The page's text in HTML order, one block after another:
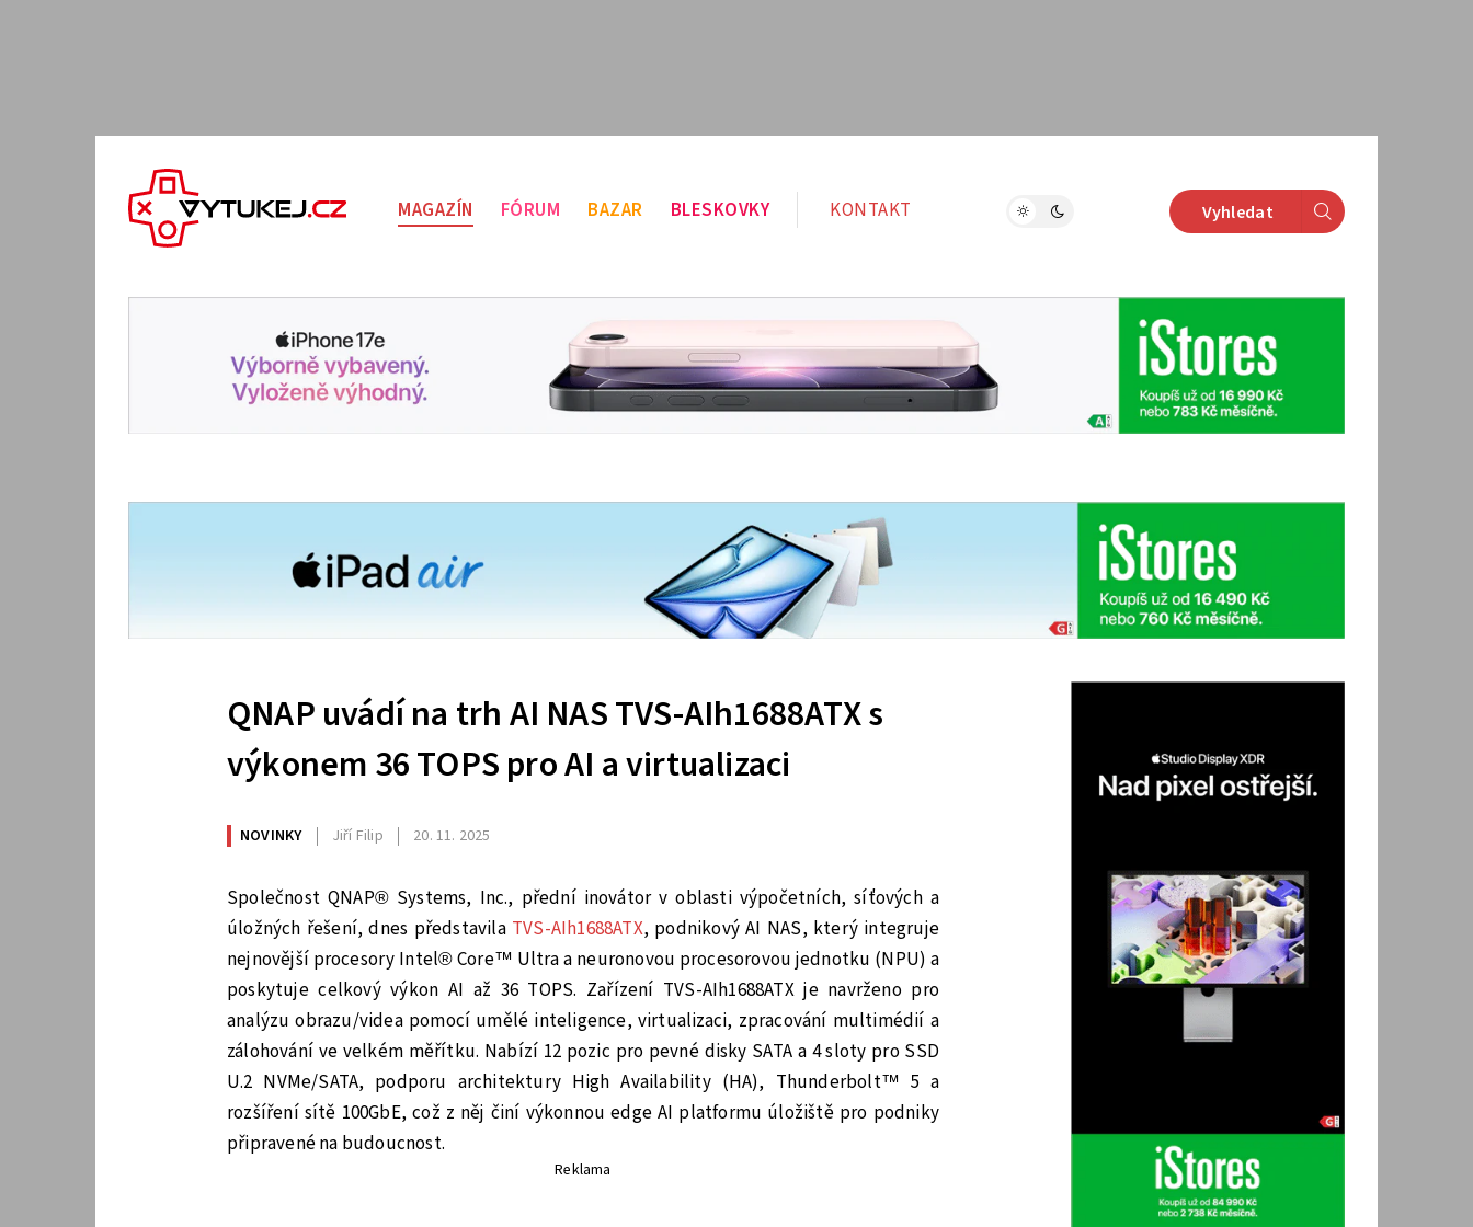
MAGAZÍN FÓRUM BAZAR BLESKOVKY KONTAKT Vyhledat
QNAP uvádí na trh AI NAS TVS-AIh1688ATX s
výkonem 36 TOPS pro AI a virtualizaci
NOVINKY Jiří Filip 20. 11. 2025
Společnost QNAP® Systems, Inc., přední inovátor v oblasti výpočetních, síťových a
úložných řešení, dnes představila TVS-AIh1688ATX, podnikový AI NAS, který integruje
nejnovější procesory Intel® Core™ Ultra a neuronovou procesorovou jednotku (NPU) a
poskytuje celkový výkon AI až 36 TOPS. Zařízení TVS-AIh1688ATX je navrženo pro
analýzu obrazu/videa pomocí umělé inteligence, virtualizaci, zpracování multimédií a
zálohování ve velkém měřítku. Nabízí 12 pozic pro pevné disky SATA a 4 sloty pro SSD
U.2 NVMe/SATA, podporu architektury High Availability (HA), Thunderbolt™ 5 a
rozšíření sítě 100GbE, což z něj činí výkonnou edge AI platformu úložiště pro podniky
připravené na budoucnost.
Reklama